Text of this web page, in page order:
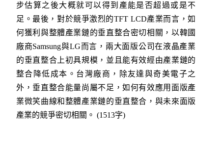
步估算之後大概就可以得到產能是否超過或是不
足。最後，對於競爭激烈的TFT LCD產業而言，如
何獲利與整體產業鏈的垂直整合密切相關，以韓國
廠商Samsung與LG而言，兩大面版公司在液晶產業
的垂直整合上初具規模，並且能有效經由產業鏈的
整合降低成本。台灣廠商，除友達與奇美電子之
外，垂直整合能量尚屬不足，如何有效應用面版產
業微笑曲線和整體產業鏈的垂直整合，與未來面版
產業的競爭密切相關。 (1513字)